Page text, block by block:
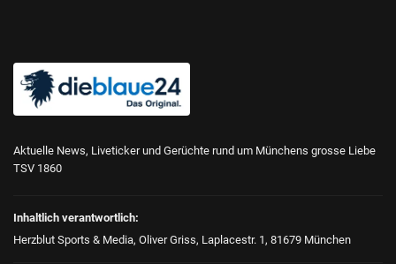
Aktuelle News, Liveticker und Gerüchte rund um Münchens grosse Liebe
TSV 1860
Inhaltlich verantwortlich:
Herzblut Sports & Media, Oliver Griss, Laplacestr. 1, 81679 München